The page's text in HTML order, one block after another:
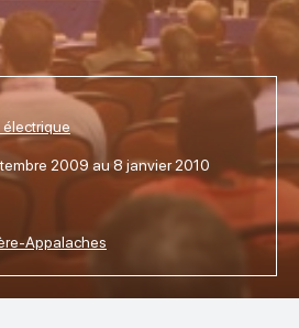
électrique
2009 au 8 janvier 2010
Appalaches